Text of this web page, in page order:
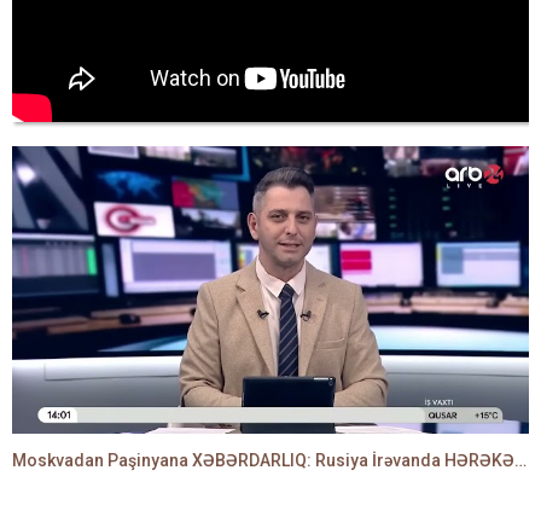
Moskvadan Paşinyana XƏBƏRDARLIQ: Rusiya İrəvanda HƏRƏKƏTƏ KEÇDİ - TAMİLLA QULAMİ danışır